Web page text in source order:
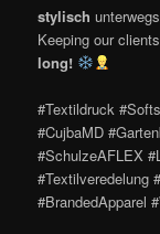
stylisch
Keeping our
long!
#Textildruck
#CujbaMD
#SchulzeAFLEX
#Textilveredelung
#BrandedApparel